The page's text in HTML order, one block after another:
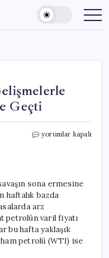
Geçti
Hürmüz
Yükselişe
Geçti
için
yorumlar kapalı
sona ermesine
haftalık bazda
arz
petrolün varil fiyatı
bu hafta yaklaşık
ham petrolü (WTI) ise